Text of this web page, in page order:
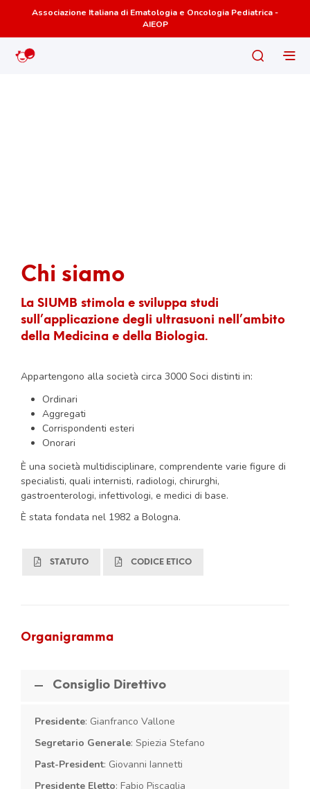
Associazione Italiana di Ematologia e Oncologia Pediatrica -
AIEOP
Chi siamo
La SIUMB stimola e sviluppa studi
sull’applicazione degli ultrasuoni nell’ambito
della Medicina e della Biologia.
Appartengono alla società circa 3000 Soci distinti in:
Ordinari
Aggregati
Corrispondenti esteri
Onorari
È una società multidisciplinare, comprendente varie figure di
specialisti, quali internisti, radiologi, chirurghi,
gastroenterologi, infettivologi, e medici di base.
È stata fondata nel 1982 a Bologna.
STATUTO CODICE ETICO
Organigramma
Consiglio Direttivo
Presidente: Gianfranco Vallone
Segretario Generale: Spiezia Stefano
Past-President: Giovanni Iannetti
Presidente Eletto: Fabio Piscaglia